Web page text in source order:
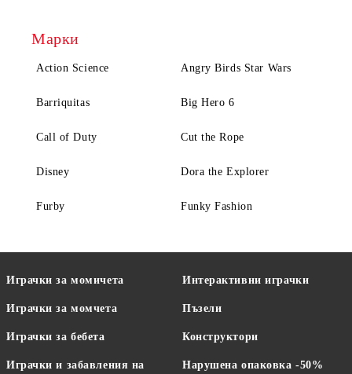
Марки
Action Science Angry Birds Star Wars
Barriquitas Big Hero 6
Call of Duty Cut the Rope
Disney Dora the Explorer
Furby Funky Fashion
Играчки за момичета
Играчки за момчета
Играчки за бебета
Играчки и забавления на
Интерактивни играчки
Пъзели
Конструктори
Нарушена опаковка -50%